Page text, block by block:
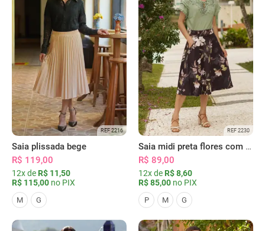
REF 2216
Saia plissada bege
R$ 119,00
12x de R$ 11,50
R$ 115,00 no PIX
M G
REF 2230
Saia midi preta flores com bolsos
R$ 89,00
12x de R$ 8,60
R$ 85,00 no PIX
P M G